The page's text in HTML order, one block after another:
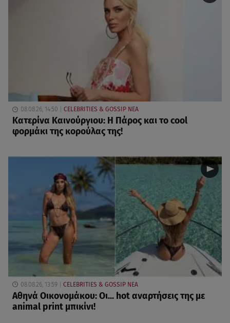
08.08.26, 14:50 CELEBRITIES & GOSSIP ΝΕΑ
Κατερίνα Καινούργιου: Η Πάρος και το cool
φορμάκι της κορούλας της!
08.08.26, 13:59 CELEBRITIES & GOSSIP ΝΕΑ
Αθηνά Οικονομάκου: Οι... hot αναρτήσεις της με
animal print μπικίνι!